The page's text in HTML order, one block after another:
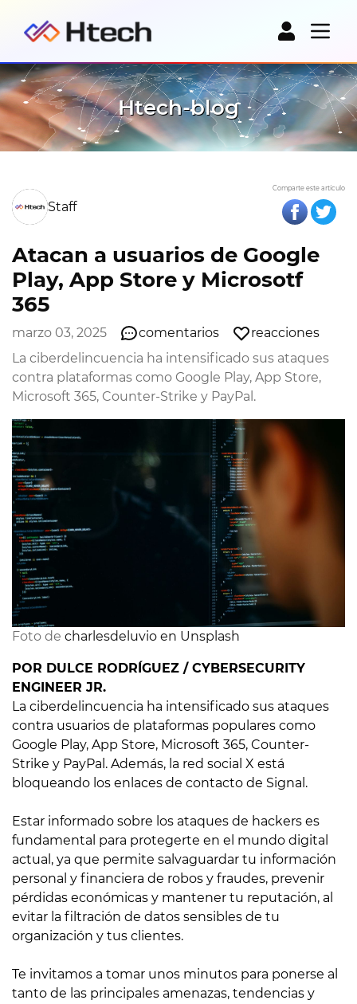
Htech-blog
Staff
Comparte este artículo
Atacan a usuarios de Google
Play, App Store y Microsotf
365
marzo 03, 2025 comentarios
reacciones
La ciberdelincuencia ha intensificado sus ataques
contra plataformas como Google Play, App Store,
Microsoft 365, Counter-Strike y PayPal.
Foto de charlesdeluvio en Unsplash
POR DULCE RODRÍGUEZ / CYBERSECURITY
ENGINEER JR.
La ciberdelincuencia ha intensificado sus ataques
contra usuarios de plataformas populares como
Google Play, App Store, Microsoft 365, Counter-
Strike y PayPal. Además, la red social X está
bloqueando los enlaces de contacto de Signal.
Estar informado sobre los ataques de hackers es
fundamental para protegerte en el mundo digital
actual, ya que permite salvaguardar tu información
personal y financiera de robos y fraudes, prevenir
pérdidas económicas y mantener tu reputación, al
evitar la filtración de datos sensibles de tu
organización y tus clientes.
Te invitamos a tomar unos minutos para ponerse al
tanto de las principales amenazas, tendencias y